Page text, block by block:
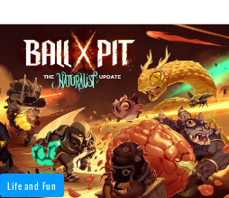
Life and Fun